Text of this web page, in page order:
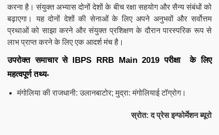
करना है। संयुक्त अभ्यास दोनों देशों के बीच रक्षा सहयोग और सैन्य संबंधों को
बढ़ाएगा। यह दोनों देशों की सेनाओं के लिए अपने अनुभवों और सर्वोत्तम
प्रथाओं को साझा करने और संयुक्त प्रशिक्षण के दौरान पारस्परिक रूप से
लाभ प्राप्त करने के लिए एक आदर्श मंच है।
उपरोक्त समाचार से IBPS RRB Main 2019 परीक्षा के लिए
महत्वपूर्ण तथ्य-
मंगोलिया की राजधानी: उलानबाटोर; मुद्रा: मंगोलियाई टॉग्रोग।
स्रोत: द प्रेस इन्फोर्मेशन ब्यूरो